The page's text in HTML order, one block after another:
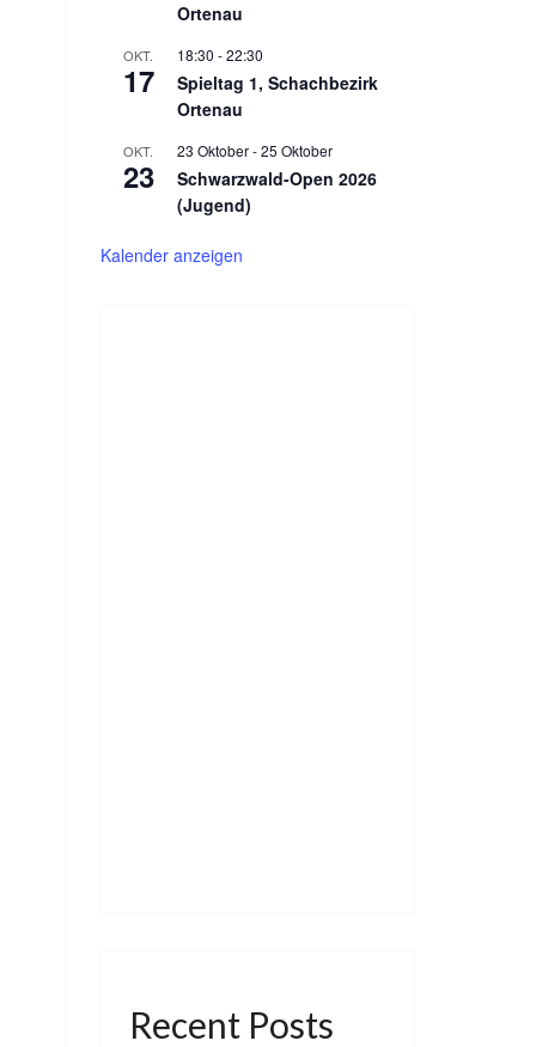
Ortenau
OKT.
17
18:30 -22:30
Spieltag 1, Schachbezirk
Ortenau
OKT.
23
23 Oktober-25 Oktober
Schwarzwald-Open 2026
(Jugend)
Kalender anzeigen
Recent Posts